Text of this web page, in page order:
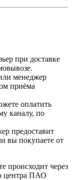
при доставке
менеджер
приёма
оплатить
каналу, по
предоставит
вы покупаете от
происходит через
центра ПАО